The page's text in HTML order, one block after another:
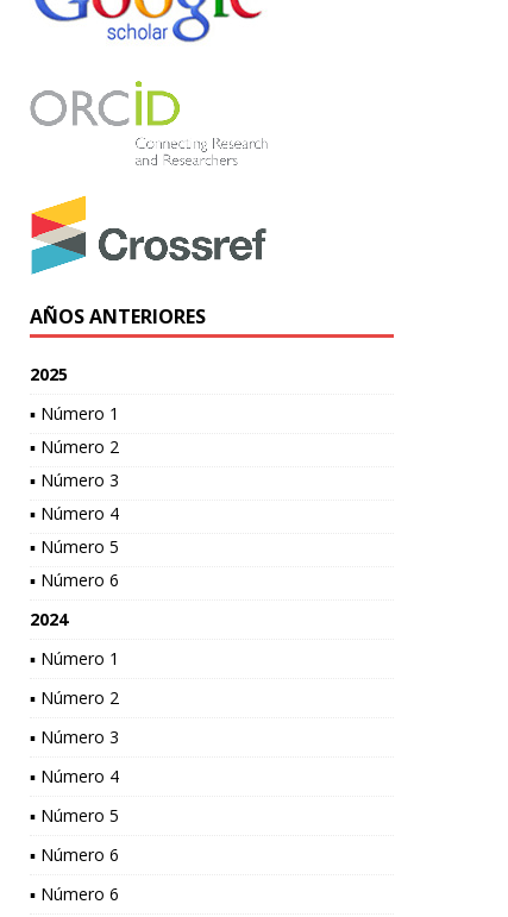
AÑOS ANTERIORES
2025
▪ Número 1
▪ Número 2
▪ Número 3
▪ Número 4
▪ Número 5
▪ Número 6
2024
▪ Número 1
▪ Número 2
▪ Número 3
▪ Número 4
▪ Número 5
▪ Número 6
▪ Número 6